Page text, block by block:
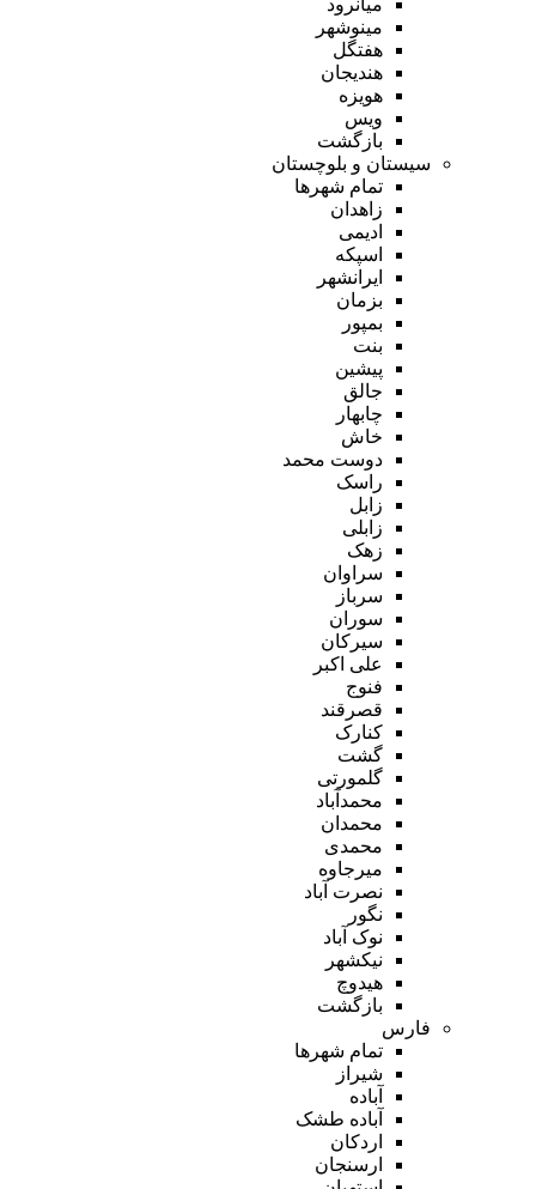
مینوشهر
هفتگل
هندیجان
هویزه
ویس
بازگشت
سیستان و بلوچستان
تمام شهر‌ها
زاهدان
ادیمی
اسپکه
ایرانشهر
بزمان
بمپور
بنت
پیشین
جالق
چابهار
خاش
دوست محمد
راسک
زابل
زابلی
زهک
سراوان
سرباز
سوران
سیرکان
علی اکبر
فنوج
قصرقند
کنارک
گشت
گلمورتی
محمدآباد
محمدان
محمدی
میرجاوه
نصرت آباد
نگور
نوک آباد
نیکشهر
هیدوچ
بازگشت
فارس
تمام شهر‌ها
شیراز
آباده
آباده طشک
اردکان
ارسنجان